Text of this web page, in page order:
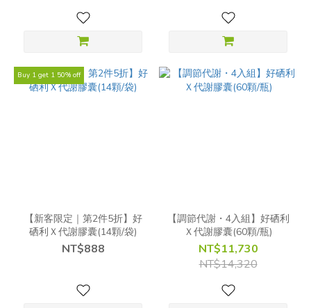
Buy 1 get 1 50% off
【新客限定｜第2件5折】好
硒利Ｘ代謝膠囊(14顆/袋)
NT$888
【調節代謝・4入組】好硒利
Ｘ代謝膠囊(60顆/瓶)
NT$11,730
NT$14,320